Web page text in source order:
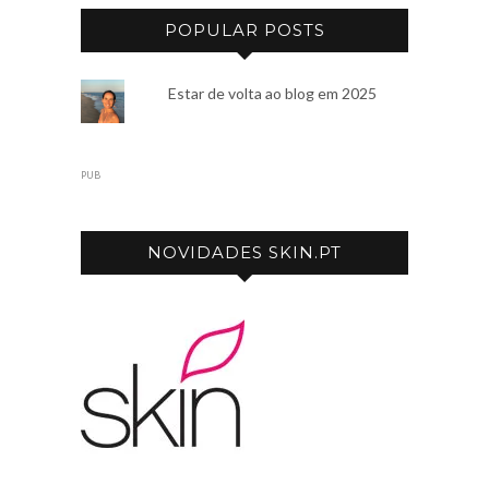
POPULAR POSTS
Estar de volta ao blog em 2025
PUB
NOVIDADES SKIN.PT